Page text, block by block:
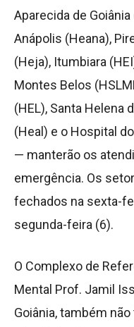
Aparecida de
Anápolis (Heana),
(Heja), Itumbiara
Montes Belos
(HEL), Santa Helena
(Heal) e o Hospital
— manterão os
emergência. Os
fechados na sexta-
segunda-feira (6).
O Complexo de
Mental Prof. Jamil
Goiânia, também